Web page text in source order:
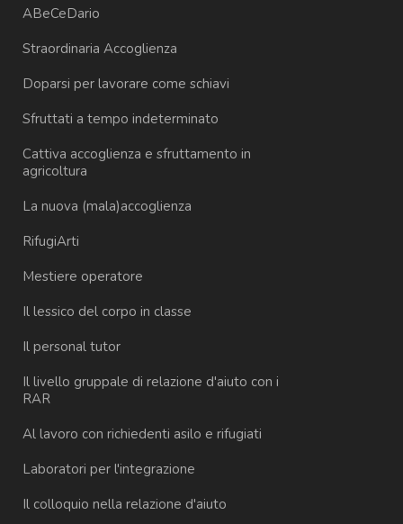
ABeCeDario
Straordinaria Accoglienza
Doparsi per lavorare come schiavi
Sfruttati a tempo indeterminato
Cattiva accoglienza e sfruttamento in
agricoltura
La nuova (mala)accoglienza
RifugiArti
Mestiere operatore
Il lessico del corpo in classe
Il personal tutor
Il livello gruppale di relazione d'aiuto con i
RAR
Al lavoro con richiedenti asilo e rifugiati
Laboratori per l'integrazione
Il colloquio nella relazione d'aiuto